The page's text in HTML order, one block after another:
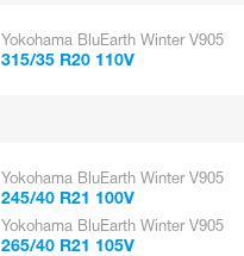
Yokohama BluEarth Winter V905
315/35 R20 110V
Yokohama BluEarth Winter V905
245/40 R21 100V
Yokohama BluEarth Winter V905
265/40 R21 105V